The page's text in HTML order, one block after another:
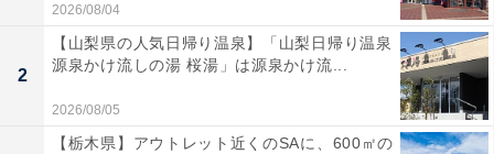
2026/08/04
2
【山梨県の人気日帰り温泉】「山梨日帰り温泉
源泉かけ流しの湯 桜湯」は源泉かけ流...
2026/08/05
【栃木県】アウトレット近くのSAに、600㎡の